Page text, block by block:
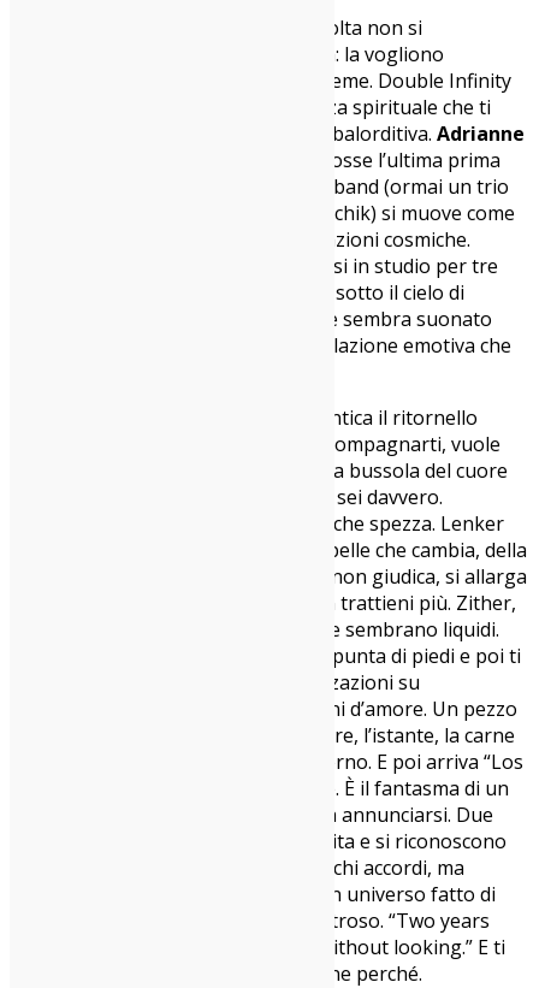
sono tornati. E questa volta non si
accontentano di accarezzarti l’anima: la vogliono
scorticare, accendere, rimettere insieme. Double Infinity
non è solo un album, è un’esperienza spirituale che ti
prende a schiaffi con una dolcezza sbalorditiva. Adrianne
canta come se ogni parola fosse l’ultima prima
dell’estinzione, mentre il resto della band (ormai un trio
dopo l’addio del bassista Max Oleartchik) si muove come
in trance, tra psichedelia folk e vibrazioni cosmiche.
Hanno chiamato dieci musicisti, chiusi in studio per tre
settimane come in un rituale tribale sotto il cielo di
Manhattan. Il risultato? Un disco che sembra suonato
dagli spiriti. Ogni pezzo è una costellazione emotiva che
Dimentica le strofe canoniche, dimentica il ritornello
non vuole accompagnarti, vuole
confonderti, sballarti, farti perdere la bussola del cuore
per ritrovarti nudo davanti a ciò che sei davvero.
è un’apertura che spezza. Lenker
canta del corpo che invecchia, della pelle che cambia, della
lingua come prigione. Ma la musica non giudica, si allarga
come un respiro che finalmente non trattieni più. Zither,
percussioni astrali, sintetizzatori che sembrano liquidi.
Laraaji (leggenda ambient) entra in punta di piedi e poi ti
scaraventa nel sogno: le sue vocalizzazioni su
“Grandmother” sembrano canti alieni d’amore. Un pezzo
che celebra ciò che sparisce — l’amore, l’istante, la carne
— e proprio per questo lo rende eterno. E poi arriva “Los
Angeles”, che ti devasta con il niente. È il fantasma di un
amore che ritorna, anni dopo, senza annunciarsi. Due
persone che si rivedono dopo una vita e si riconoscono
subito, senza bisogno di parlare. Pochi accordi, ma
sembrano bastare per ricostruire un universo fatto di
silenzi, sguardi, strade percorse a ritroso. “Two years
feels like forever / But I know you without looking.” E ti
viene da piangere, senza sapere bene perché.